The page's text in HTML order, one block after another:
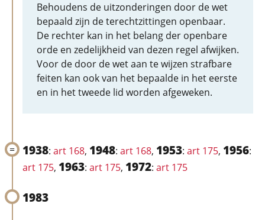
Behoudens de uitzonderingen door de wet
bepaald zijn de terechtzittingen openbaar.
De rechter kan in het belang der openbare
orde en zedelijkheid van dezen regel afwijken.
Voor de door de wet aan te wijzen strafbare
feiten kan ook van het bepaalde in het eerste
en in het tweede lid worden afgeweken.
1938: art 168, 1948: art 168, 1953: art 175, 1956:
art 175, 1963: art 175, 1972: art 175
1983